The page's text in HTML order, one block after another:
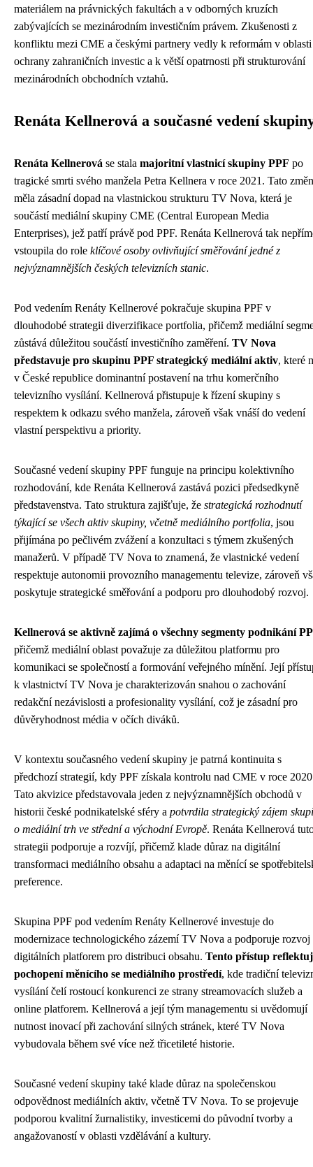
materiálem na právnických fakultách a v odborných kruzích
zabývajících se mezinárodním investičním právem. Zkušenosti z
konfliktu mezi CME a českými partnery vedly k reformám v oblasti
ochrany zahraničních investic a k větší opatrnosti při strukturování
mezinárodních obchodních vztahů.
Renáta Kellnerová a současné vedení
Renáta Kellnerová se stala majoritní vlastnicí skupiny PPF po
tragické smrti svého manžela Petra Kellnera v roce 2021. Tato
měla zásadní dopad na vlastnickou strukturu TV Nova, která je
součástí mediální skupiny CME (Central European Media
Enterprises), jež patří právě pod PPF. Renáta Kellnerová tak
vstoupila do role klíčové osoby ovlivňující směřování jedné z
nejvýznamnějších českých televizních stanic.
Pod vedením Renáty Kellnerové pokračuje skupina PPF v
dlouhodobé strategii diverzifikace portfolia, přičemž mediální
zůstává důležitou součástí investičního zaměření. TV Nova
představuje pro skupinu PPF strategický mediální aktiv, které
v České republice dominantní postavení na trhu komerčního
televizního vysílání. Kellnerová přistupuje k řízení skupiny s
respektem k odkazu svého manžela, zároveň však vnáší do vedení
vlastní perspektivu a priority.
Současné vedení skupiny PPF funguje na principu kolektivního
rozhodování, kde Renáta Kellnerová zastává pozici předsedkyně
představenstva. Tato struktura zajišťuje, že strategická rozhodnutí
týkající se všech aktiv skupiny, včetně mediálního portfolia, jsou
přijímána po pečlivém zvážení a konzultaci s týmem zkušených
manažerů. V případě TV Nova to znamená, že vlastnické vedení
respektuje autonomii provozního managementu televize, zároveň
poskytuje strategické směřování a podporu pro dlouhodobý rozvoj.
Kellnerová se aktivně zajímá o všechny segmenty podnikání
přičemž mediální oblast považuje za důležitou platformu pro
komunikaci se společností a formování veřejného mínění. Její
k vlastnictví TV Nova je charakterizován snahou o zachování
redakční nezávislosti a profesionality vysílání, což je zásadní pro
důvěryhodnost média v očích diváků.
V kontextu současného vedení skupiny je patrná kontinuita s
předchozí strategií, kdy PPF získala kontrolu nad CME v roce
Tato akvizice představovala jeden z nejvýznamnějších obchodů v
historii české podnikatelské sféry a potvrdila strategický zájem
o mediální trh ve střední a východní Evropě. Renáta Kellnerová
strategii podporuje a rozvíjí, přičemž klade důraz na digitální
transformaci mediálního obsahu a adaptaci na měnící se
preference.
Skupina PPF pod vedením Renáty Kellnerové investuje do
modernizace technologického zázemí TV Nova a podporuje rozvoj
digitálních platforem pro distribuci obsahu. Tento přístup
pochopení měnícího se mediálního prostředí, kde tradiční
vysílání čelí rostoucí konkurenci ze strany streamovacích služeb a
online platforem. Kellnerová a její tým managementu si uvědomují
nutnost inovací při zachování silných stránek, které TV Nova
vybudovala během své více než třicetileté historie.
Současné vedení skupiny také klade důraz na společenskou
odpovědnost mediálních aktiv, včetně TV Nova. To se projevuje
podporou kvalitní žurnalistiky, investicemi do původní tvorby a
angažovaností v oblasti vzdělávání a kultury.